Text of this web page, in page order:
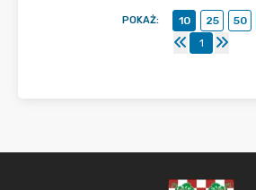
POKAŻ: 10 25 50
1